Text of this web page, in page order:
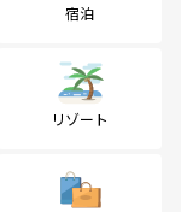
宿泊
リゾート